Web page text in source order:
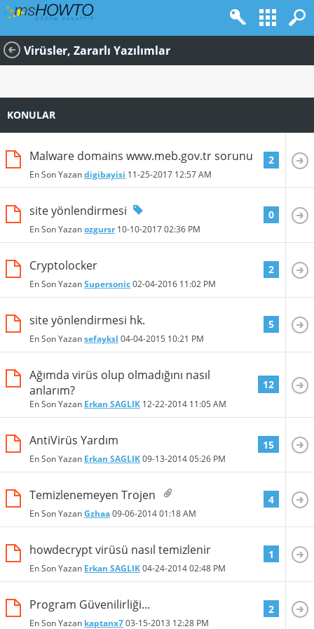
Virüsler, Zararlı Yazılımlar
KONULAR
Malware domains www.meb.gov.tr sorunu
En Son Yazandigibayisi 11-25-2017 12:57 AM
2
site yönlendirmesi
En Son Yazanozgursr10-10-201702:36 PM
0
Cryptolocker
En Son YazanSupersonic02-04-2016 11:02 PM
2
site yönlendirmesi hk.
En Son Yazansefayksl 04-04-2015 10:21 PM
5
Ağımda virüs olup olmadığını nasıl
anlarım?
En Son Yazan Erkan SAGLIK 12-22-2014 11:05 AM
12
AntiVirüs Yardım
En Son Yazan Erkan SAGLIK09-13-201405:26 PM
15
Temizlenemeyen Trojen
En Son YazanGzhaa09-06-201401:18 AM
4
howdecrypt virüsü nasıl temizlenir
En Son Yazan Erkan SAGLIK04-24-201402:48 PM
1
Program Güvenilirliği...
En Son Yazan kaptanx703-15-2013 12:28 PM
2